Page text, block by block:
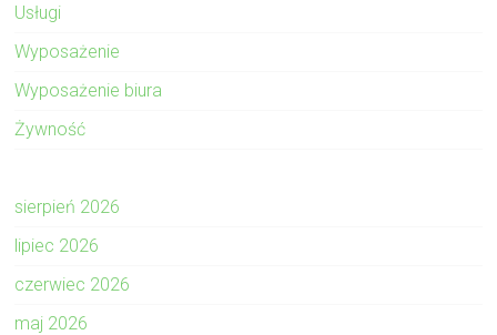
Usługi
Wyposażenie
Wyposażenie biura
Żywność
sierpień 2026
lipiec 2026
czerwiec 2026
maj 2026